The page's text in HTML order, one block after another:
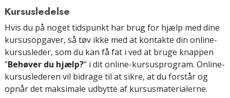
Kursusledelse
Hvis du på noget tidspunkt har brug for hjælp med dine
kursusopgaver, så tøv ikke med at kontakte din online-
kursusleder, som du kan få fat i ved at bruge knappen
”Behøver du hjælp?” i dit online-kursusprogram. Online-
kursuslederen vil bidrage til at sikre, at du forstår og
opnår det maksimale udbytte af kursusmaterialerne.